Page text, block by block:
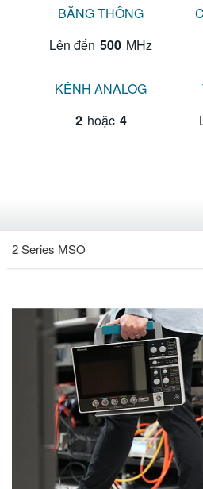
BĂNG THÔNG
Lên đến 500 MHz
KÊNH ANALOG
2 hoặc 4
2 Series MSO
Mẫu máy
So sánh
Ứng
Phần
Que đo